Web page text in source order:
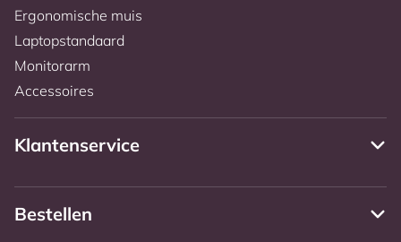
Ergonomische muis
Laptopstandaard
Monitorarm
Accessoires
Klantenservice
Bestellen